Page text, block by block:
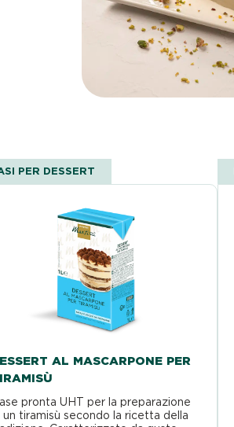
PER DESSERT
AL MASCARPONE PER
pronta UHT per la preparazione
un tiramisù secondo la ricetta della